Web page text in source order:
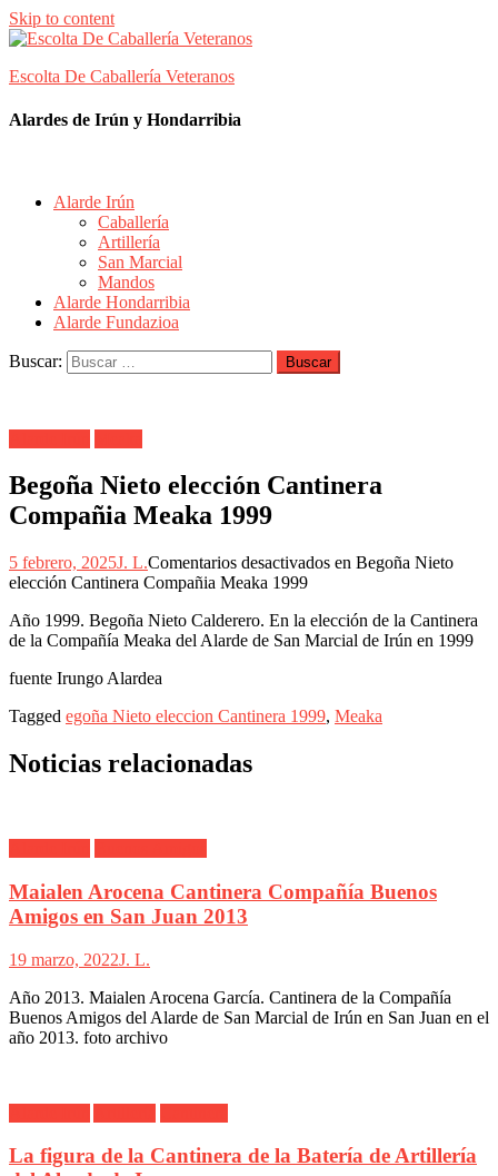
Skip to content
Escolta De Caballería Veteranos
Alardes de Irún y Hondarribia
Alarde Irún
Caballería
Artillería
San Marcial
Mandos
Alarde Hondarribia
Alarde Fundazioa
Buscar:
Begoña Nieto elección Cantinera
Compañia Meaka 1999
5 febrero, 2025J. L.Comentarios desactivados en Begoña Nieto
elección Cantinera Compañia Meaka 1999
Año 1999. Begoña Nieto Calderero. En la elección de la Cantinera
de la Compañía Meaka del Alarde de San Marcial de Irún en 1999
fuente Irungo Alardea
Tagged egoña Nieto eleccion Cantinera 1999, Meaka
Noticias relacionadas
Maialen Arocena Cantinera Compañía Buenos
Amigos en San Juan 2013
19 marzo, 2022J. L.
Año 2013. Maialen Arocena García. Cantinera de la Compañía
Buenos Amigos del Alarde de San Marcial de Irún en San Juan en el
año 2013. foto archivo
La figura de la Cantinera de la Batería de Artillería